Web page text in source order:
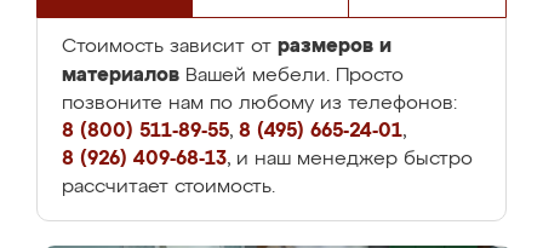
Стоимость зависит от размеров и
материалов Вашей мебели. Просто
позвоните нам по любому из телефонов:
8 (800) 511-89-55, 8 (495) 665-24-01,
8 (926) 409-68-13, и наш менеджер быстро
рассчитает стоимость.